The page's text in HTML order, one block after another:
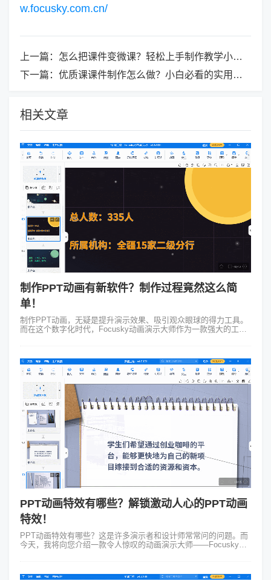
w.focusky.com.cn/
上一篇： 怎么把课件变微课？轻松上手制作教学小视频
下一篇： 优质课课件制作怎么做？小白必看的实用指南，让你秒变高手！
相关文章
制作PPT动画有新软件？制作过程竟然这么简
单！
制作PPT动画，无疑是提升演示效果、吸引观众眼球的得力工具。
而在这个数字化时代，Focusky动画演示大师作为一款强大的工
PPT动画特效有哪些？解锁激动人心的PPT动画
特效！
PPT动画特效有哪些？这是许多演示者和设计师常常问的问题。而
今天，我将向您介绍一款令人惊叹的动画演示大师——Focusky，